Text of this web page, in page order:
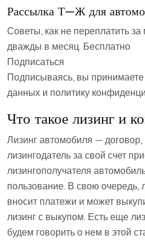
Рассылка Т—Ж для
Советы, как не переплатить
дважды в месяц. Бесплатно
Подписаться
Подписываясь, вы
данных и политику
Что такое лизинг и
Лизинг автомобиля — договор,
лизингодатель за свой счет
лизингополучателя
пользование. В свою очередь,
вносит платежи и может
лизинг с выкупом. Есть еще
будем говорить о нем в этой